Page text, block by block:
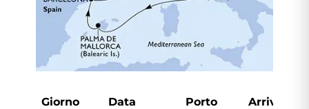
Giorno Data Porto Arrivo